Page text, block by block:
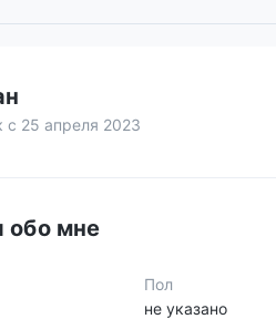
с 25 апреля 2023
обо мне
Пол
не указано